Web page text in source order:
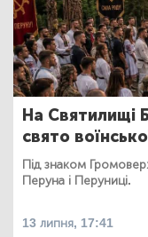
На Святилищі
свято
Під знаком
Перуна і Перуниці.
13 липня, 17:41